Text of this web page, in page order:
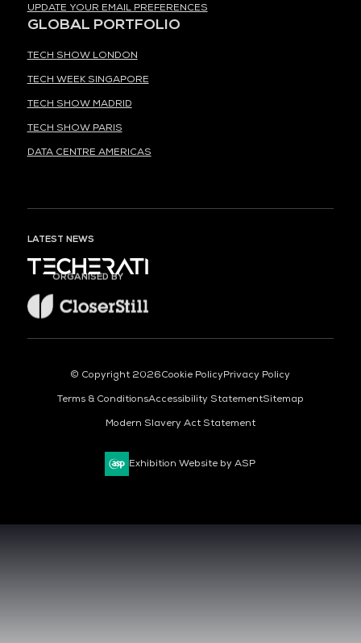
UPDATE YOUR EMAIL PREFERENCES
GLOBAL PORTFOLIO
TECH SHOW LONDON
TECH WEEK SINGAPORE
TECH SHOW MADRID
TECH SHOW PARIS
DATA CENTRE AMERICAS
LATEST NEWS
ORGANISED BY
© Copyright 2026Cookie PolicyPrivacy Policy
Terms & ConditionsAccessibility StatementSitemap
Modern Slavery Act Statement
Exhibition Website by ASP